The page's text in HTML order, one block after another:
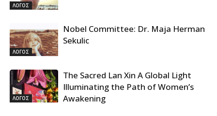
ΛΟΓΟΣ
ΛΟΓΟΣ
Nobel Committee: Dr. Maja Herman
Sekulic
ΛΟΓΟΣ
The Sacred Lan Xin A Global Light
Illuminating the Path of Women’s
Awakening